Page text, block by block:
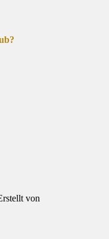
von